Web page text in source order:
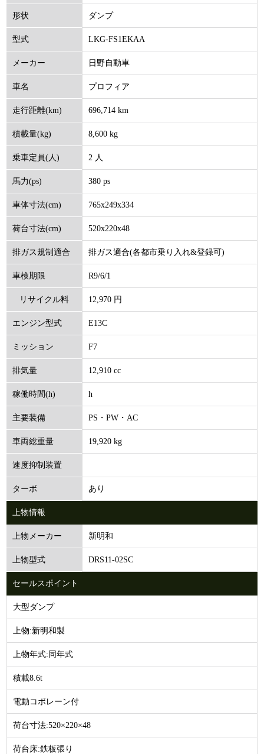
形状 ダンプ
型式 LKG-FS1EKAA
メーカー 日野自動車
車名 プロフィア
走行距離(km) 696,714 km
積載量(kg) 8,600 kg
乗車定員(人) 2 人
馬力(ps) 380 ps
車体寸法(cm) 765x249x334
荷台寸法(cm) 520x220x48
排ガス規制適合 排ガス適合(各都市乗り入れ&登録可)
車検期限 R9/6/1
リサイクル料
(円)
12,970 円
エンジン型式 E13C
ミッション F7
排気量 12,910 cc
稼働時間(h) h
主要装備 PS・PW・AC
車両総重量 19,920 kg
速度抑制装置
ターボ あり
上物情報
上物メーカー 新明和
上物型式 DRS11-02SC
セールスポイント
大型ダンプ
上物:新明和製
上物年式:同年式
積載8.6t
電動コボレーン付
荷台寸法:520×220×48
荷台床:鉄板張り